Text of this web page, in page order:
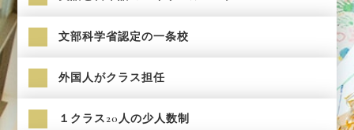
文部科学省認定の一条校
外国人がクラス担任
１クラス20人の少人数制